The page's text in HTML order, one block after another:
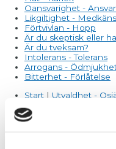
Oansvarighet -
Likgiltighet -
Förtvivlan - Hopp
Är du skeptisk eller
Är du tveksam?
Intolerans - Tolerans
Arrogans -
Bitterhet - Förlåtelse
Start | Utvaldhet -